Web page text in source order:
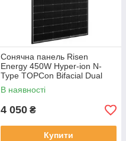
Сонячна панель Risen
Energy 450W Hyper-ion N-
Type TOPCon Bifacial Dual
Glass Mono Black Frame
(RSM96-11-450BNDG)
В наявності
4 050 ₴
Купити